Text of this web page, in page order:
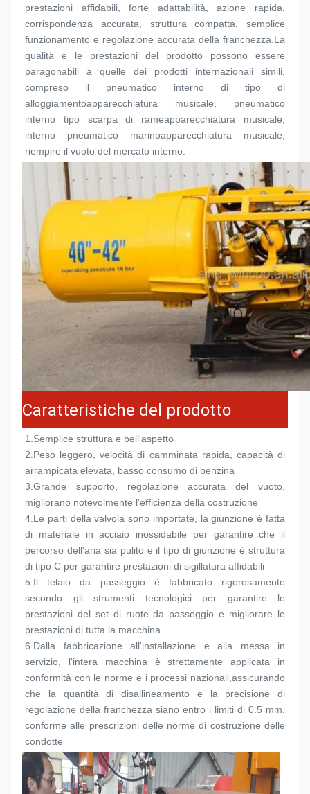
prestazioni affidabili, forte adattabilità, azione rapida,
corrispondenza accurata, struttura compatta, semplice
funzionamento e regolazione accurata della franchezza.La
qualità e le prestazioni del prodotto possono essere
paragonabili a quelle dei prodotti internazionali simili,
compreso il pneumatico interno di tipo di
alloggiamentoapparecchiatura musicale , pneumatico
interno tipo scarpa di rameapparecchiatura musicale
interno pneumatico marinoapparecchiatura musicale
riempire il vuoto del mercato interno.
Caratteristiche del prodotto
1. Semplice struttura e bell'aspetto
2. Peso leggero, velocità di camminata rapida, capacità di
arrampicata elevata, basso consumo di benzina
3. Grande supporto, regolazione accurata del vuoto,
migliorano notevolmente l'efficienza della costruzione
4. Le parti della valvola sono importate, la giunzione è fatta
di materiale in acciaio inossidabile per garantire che il
percorso dell'aria sia pulito e il tipo di giunzione è struttura
di tipo C per garantire prestazioni di sigillatura affidabili
5. Il telaio da passeggio è fabbricato rigorosamente
secondo gli strumenti tecnologici per garantire le
prestazioni del set di ruote da passeggio e migliorare le
prestazioni di tutta la macchina
6. Dalla fabbricazione all'installazione e alla messa in
servizio, l'intera macchina è strettamente applicata in
conformità con le norme e i processi nazionali,assicurando
che la quantità di disallineamento e la precisione di
regolazione della franchezza siano entro i limiti di 0.5 mm,
conforme alle prescrizioni delle norme di costruzione delle
condotte